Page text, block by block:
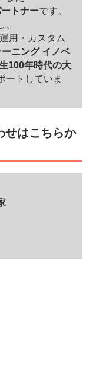
トナーです。
用・カスタム
ーニング イノベ
100年時代の大
ートしていま
はこちらか